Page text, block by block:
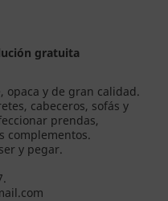
gratuita
opaca y de gran calidad.
cabeceros, sofás y
prendas,
complementos.
y pegar.